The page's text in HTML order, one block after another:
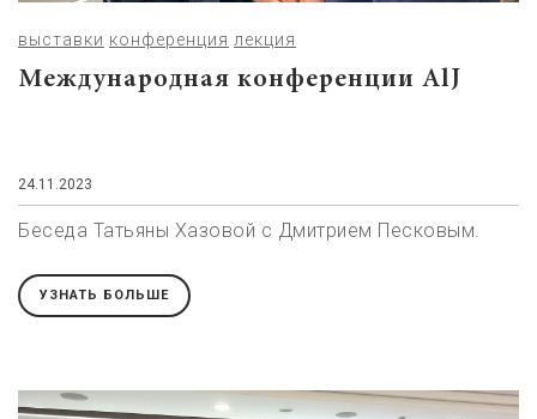
Международная конференции AlJ
выставки конференция лекция
24.11.2023
Беседа Татьяны Хазовой с Дмитрием Песковым.
УЗНАТЬ БОЛЬШЕ